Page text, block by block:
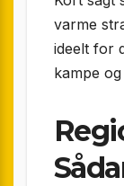
varme
ideelt for
kampe